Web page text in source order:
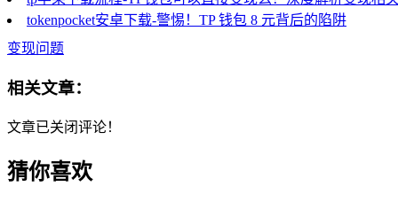
tokenpocket安卓下载-警惕！TP 钱包 8 元背后的陷阱
变现问题
相关文章：
文章已关闭评论！
猜你喜欢